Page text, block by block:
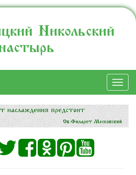
Никольский